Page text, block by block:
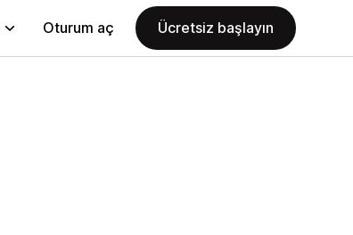
Oturum aç Ücretsiz başlayın